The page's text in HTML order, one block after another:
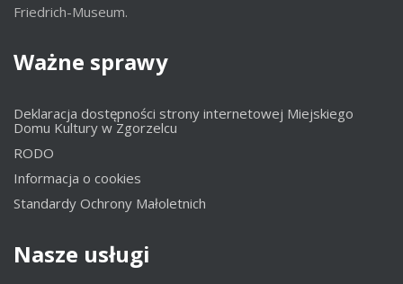
Friedrich-Museum.
Ważne sprawy
Deklaracja dostępności strony internetowej Miejskiego
Domu Kultury w Zgorzelcu
RODO
Informacja o cookies
Standardy Ochrony Małoletnich
Nasze usługi